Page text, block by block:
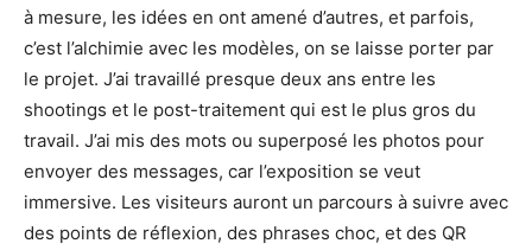
à mesure, les idées en ont amené d’autres, et parfois,
c’est l’alchimie avec les modèles, on se laisse porter par
le projet. J’ai travaillé presque deux ans entre les
shootings et le post-traitement qui est le plus gros du
travail. J’ai mis des mots ou superposé les photos pour
envoyer des messages, car l’exposition se veut
immersive. Les visiteurs auront un parcours à suivre avec
des points de réflexion, des phrases choc, et des QR